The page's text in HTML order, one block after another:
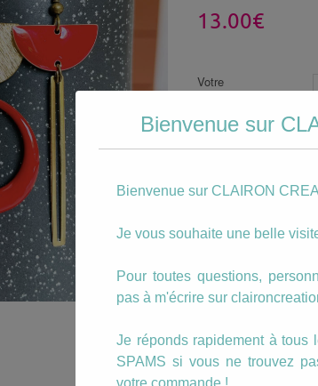
13.00€
Votre
Photo personnalisée
quantité
Asymétriques
(69)
Ajouter
Étiquette :
Paire
Bienvenue sur
Bienvenue sur CLAIRON
Je vous souhaite une belle
Pour toutes questions,
pas à m'écrire sur
Je réponds rapidement à tous
SPAMS si vous ne trouvez
votre commande !